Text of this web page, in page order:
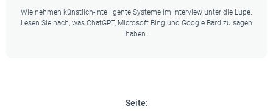
Wie nehmen künstlich-intelligente Systeme im Interview unter die Lupe.
Lesen Sie nach, was ChatGPT, Microsoft Bing und Google Bard zu sagen
haben.
Seite: